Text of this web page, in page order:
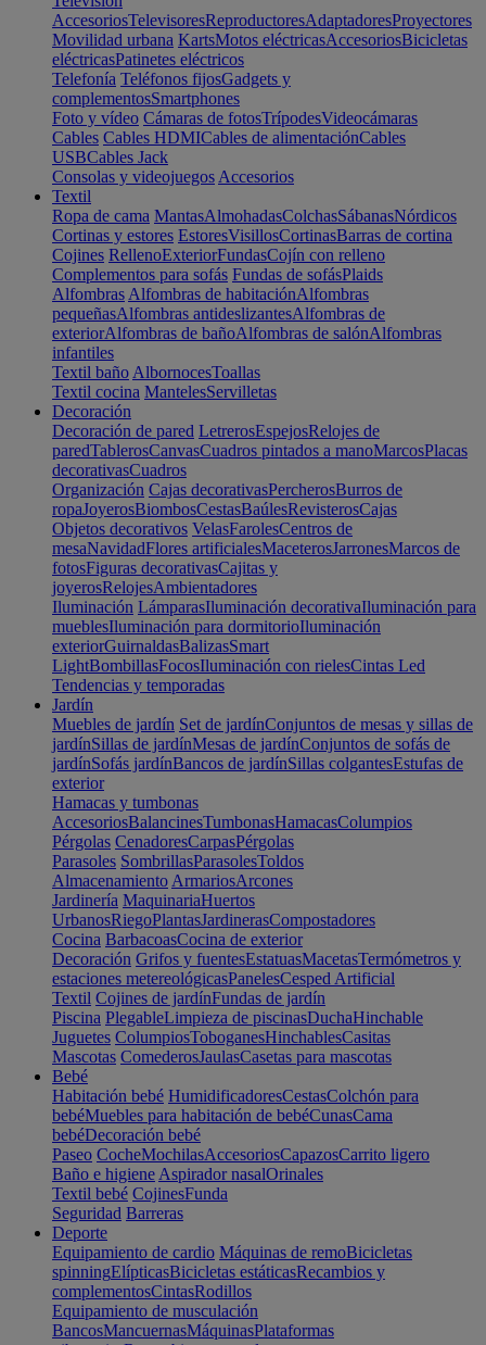
AccesoriosTelevisoresReproductoresAdaptadoresProyectores
Movilidad urbana KartsMotos eléctricasAccesoriosBicicletas
eléctricasPatinetes eléctricos
Telefonía Teléfonos fijosGadgets y
complementosSmartphones
Foto y vídeo Cámaras de fotosTrípodesVideocámaras
Cables Cables HDMICables de alimentaciónCables
USBCables Jack
Consolas y videojuegos Accesorios
Textil
Ropa de cama MantasAlmohadasColchasSábanasNórdicos
Cortinas y estores EstoresVisillosCortinasBarras de cortina
Cojines RellenoExteriorFundasCojín con relleno
Complementos para sofás Fundas de sofásPlaids
Alfombras Alfombras de habitaciónAlfombras
pequeñasAlfombras antideslizantesAlfombras de
exteriorAlfombras de bañoAlfombras de salónAlfombras
infantiles
Textil baño AlbornocesToallas
Textil cocina MantelesServilletas
Decoración
Decoración de pared LetrerosEspejosRelojes de
paredTablerosCanvasCuadros pintados a manoMarcosPlacas
decorativasCuadros
Organización Cajas decorativasPercherosBurros de
ropaJoyerosBiombosCestasBaúlesRevisterosCajas
Objetos decorativos VelasFarolesCentros de
mesaNavidadFlores artificialesMaceterosJarronesMarcos de
fotosFiguras decorativasCajitas y
joyerosRelojesAmbientadores
Iluminación LámparasIluminación decorativaIluminación para
mueblesIluminación para dormitorioIluminación
exteriorGuirnaldasBalizasSmart
LightBombillasFocosIluminación con rielesCintas Led
Tendencias y temporadas
Jardín
Muebles de jardín Set de jardínConjuntos de mesas y sillas de
jardínSillas de jardínMesas de jardínConjuntos de sofás de
jardínSofás jardínBancos de jardínSillas colgantesEstufas de
exterior
Hamacas y tumbonas
AccesoriosBalancinesTumbonasHamacasColumpios
Pérgolas CenadoresCarpasPérgolas
Parasoles SombrillasParasolesToldos
Almacenamiento ArmariosArcones
Jardinería MaquinariaHuertos
UrbanosRiegoPlantasJardinerasCompostadores
Cocina BarbacoasCocina de exterior
Decoración Grifos y fuentesEstatuasMacetasTermómetros y
estaciones metereológicasPanelesCesped Artificial
Textil Cojines de jardínFundas de jardín
Piscina PlegableLimpieza de piscinasDuchaHinchable
Juguetes ColumpiosToboganesHinchablesCasitas
Mascotas ComederosJaulasCasetas para mascotas
Bebé
Habitación bebé HumidificadoresCestasColchón para
bebéMuebles para habitación de bebéCunasCama
bebéDecoración bebé
Paseo CocheMochilasAccesoriosCapazosCarrito ligero
Baño e higiene Aspirador nasalOrinales
Textil bebé CojinesFunda
Seguridad Barreras
Deporte
Equipamiento de cardio Máquinas de remoBicicletas
spinningElípticasBicicletas estáticasRecambios y
complementosCintasRodillos
Equipamiento de musculación
BancosMancuernasMáquinasPlataformas